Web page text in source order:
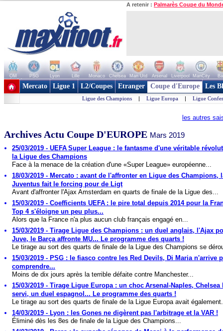
A retenir : Palmarès Coupe du
OM PSG Lyon Lille Monaco Chelsea Man Utd Arsenal Liverpool ManCity
+ de clubs
Mercato Ligue 1 L2/Coupes Etranger Coupe d'Europe Les
Ligue des Champions | Ligue Europa | Ligue
les autres
Archives Actu Coupe D'EUROPE Mars 2019
25/03/2019 - UEFA Super League : le fantasme d'une véritable
la Ligue des Champions
Face à la menace de la création d'une «Super League» européenne...
18/03/2019 - Mercato : avant de l'affronter en Ligue des Champions,
Juventus fait le forcing pour de Ligt
Avant d'affronter l'Ajax Amsterdam en quarts de finale de la Ligue des...
15/03/2019 - Coefficients UEFA : le pire total depuis 2014 pour la
Top 4 s'éloigne un peu plus...
Alors que la France n'a plus aucun club français engagé en...
15/03/2019 - Tirage Ligue des Champions : un duel anglais, l'Ajax
Juve, le Barça affronte MU... Le programme des quarts !
Le tirage au sort des quarts de finale de la Ligue des Champions se
15/03/2019 - PSG : le fiasco contre les Red Devils, Di Maria n'arrive
comprendre...
Moins de dix jours après la terrible défaite contre Manchester...
15/03/2019 - Tirage Ligue Europa : un choc Arsenal-Naples, Chelsea
servi, un duel espagnol... Le programme des quarts !
Le tirage au sort des quarts de finale de la Ligue Europa avait
14/03/2019 - Lyon : les Gones ne digèrent pas l'arbitrage et la VAR !
Éliminé dès les 8es de finale de la Ligue des Champions...